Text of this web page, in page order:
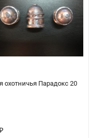
охотничья Парадокс 20